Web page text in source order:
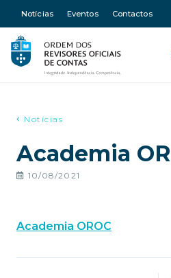
Notícias Eventos Contactos
Notícias
Academia
10/08/2021
Academia OROC